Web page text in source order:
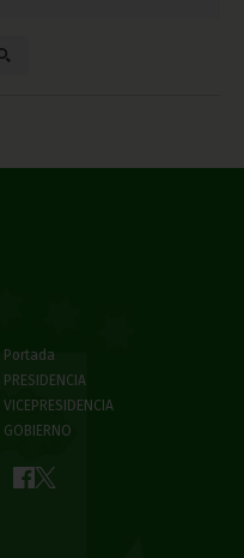
Portada
PRESIDENCIA
VICEPRESIDENCIA
GOBIERNO